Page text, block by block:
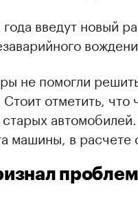
введут новый
не помогли
отметить, что
машины, в расчете